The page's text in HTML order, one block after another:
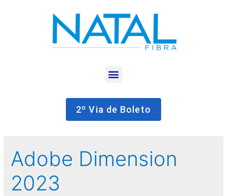
2º Via de Boleto
Adobe Dimension
2023